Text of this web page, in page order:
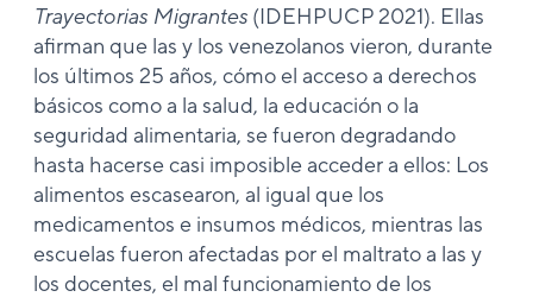
Trayectorias Migrantes (IDEHPUCP 2021). Ellas
afirman que las y los venezolanos vieron, durante
los últimos 25 años, cómo el acceso a derechos
básicos como a la salud, la educación o la
seguridad alimentaria, se fueron degradando
hasta hacerse casi imposible acceder a ellos: Los
alimentos escasearon, al igual que los
medicamentos e insumos médicos, mientras las
escuelas fueron afectadas por el maltrato a las y
los docentes, el mal funcionamiento de los